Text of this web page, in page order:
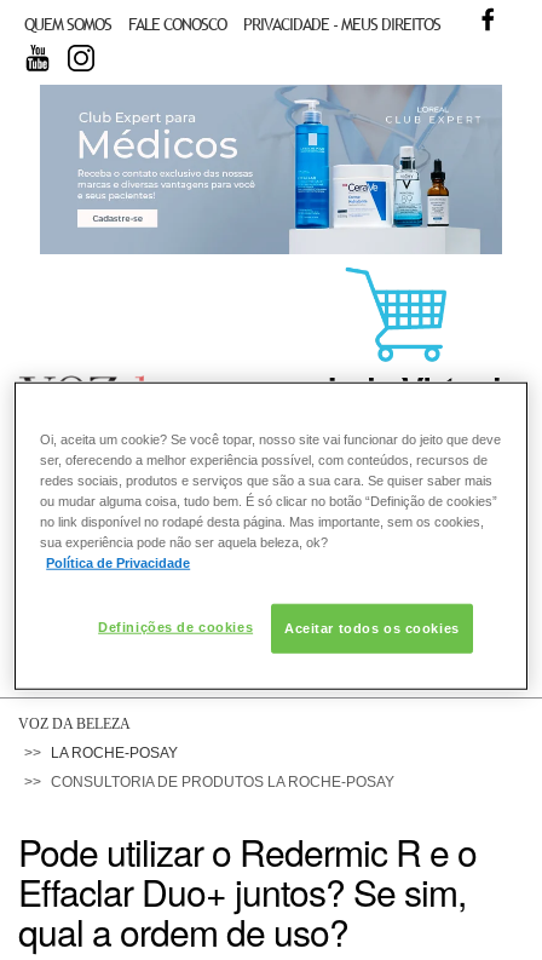
QUEM SOMOS FALE CONOSCO PRIVACIDADE - MEUS DIREITOS
YOUTUBE
COMO POSSO AJUDAR? DÚVIDAS SOBRE:
PELE
DESODORANTE
VOZ DA BELEZA
LA ROCHE-POSAY
CONSULTORIA DE PRODUTOS LA ROCHE-POSAY
Pode utilizar o Redermic R e o
Effaclar Duo+ juntos? Se sim,
qual a ordem de uso?
Oi, aceita um cookie? Se você topar, nosso site vai funcionar do jeito que deve
ser, oferecendo a melhor experiência possível, com conteúdos, recursos de
redes sociais, produtos e serviços que são a sua cara. Se quiser saber mais
ou mudar alguma coisa, tudo bem. É só clicar no botão “Definição de cookies”
no link disponível no rodapé desta página. Mas importante, sem os cookies,
sua experiência pode não ser aquela beleza, ok?
Política de Privacidade
Definições de cookies Aceitar todos os cookies